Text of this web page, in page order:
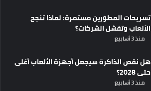
تسريحات المطورين مستمرة: لماذا تنجح
الألعاب وتفشل الشركات؟
منذ 3 أسابيع
هل نقص الذاكرة سيجعل أجهزة الألعاب أغلى
حتى 2028؟
منذ 3 أسابيع